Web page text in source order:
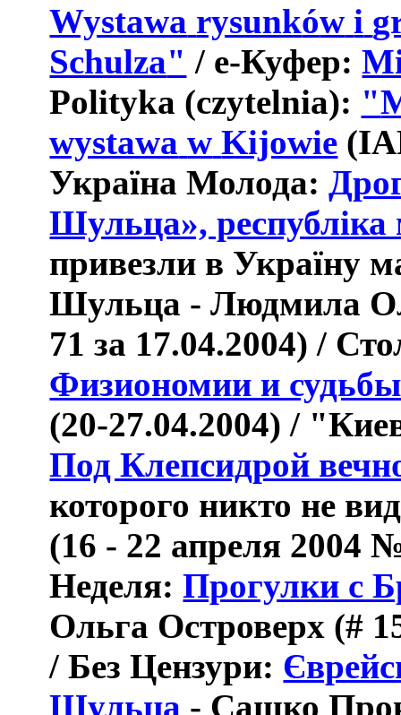
Wystawa rysunków i
Schulza" / е-Куфер:
Polityka (czytelnia): "
wystawa w Kijowie (
Україна Молода:
Шульца», республіка
привезли в Україну
Шульца -Людмила О
71 за 17.04.2004) /
Физиономии и судьбы
(20-27.04.2004) /
Под Клепсидрой
которого никто не
(16 - 22 апреля 2004
Неделя:Прогулки с
Ольга Островерх (#
/ Без Цензури:
Шульца - Сашко